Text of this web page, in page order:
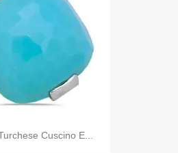
Cuscino E...